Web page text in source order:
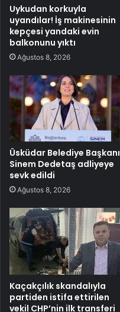
Uykudan korkuyla
uyandılar! İş makinesinin
kepçesi yandaki evin
balkonunu yıktı
Ağustos 8, 2026
Üsküdar Belediye Başkanı
Sinem Dedetaş adliyeye
sevk edildi
Ağustos 8, 2026
Kaçakçılık skandalıyla
partiden istifa ettirilen
vekil CHP’nin ilk transferi